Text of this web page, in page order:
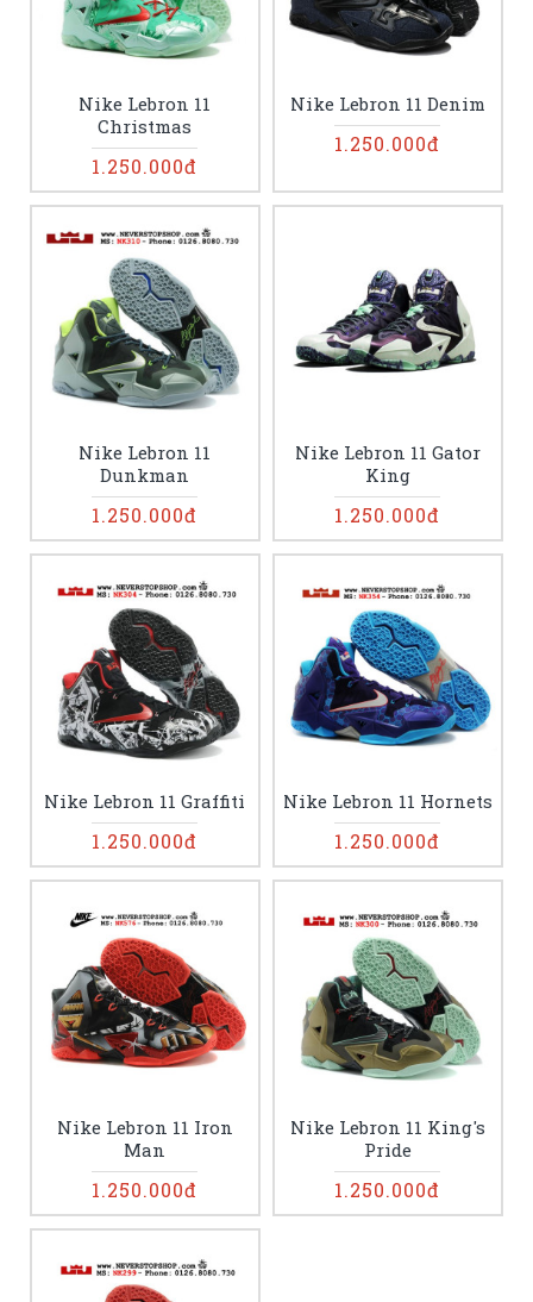
Nike Lebron 11
Christmas
1.250.000đ
Nike Lebron 11 Denim
1.250.000đ
Nike Lebron 11
Dunkman
1.250.000đ
Nike Lebron 11 Gator
King
1.250.000đ
Nike Lebron 11 Graffiti
1.250.000đ
Nike Lebron 11 Hornets
1.250.000đ
Nike Lebron 11 Iron
Man
1.250.000đ
Nike Lebron 11 King's
Pride
1.250.000đ